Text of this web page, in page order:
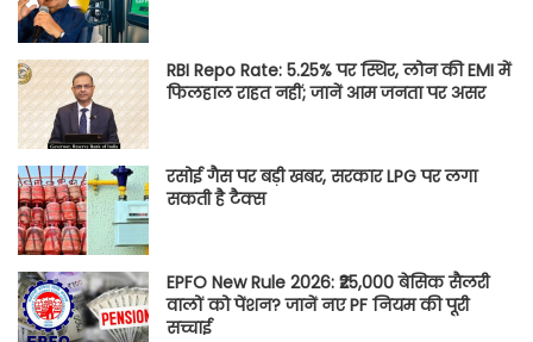
RBI Repo Rate: 5.25% पर स्थिर, लोन की EMI में
फिलहाल राहत नहीं; जानें आम जनता पर असर
रसोई गैस पर बड़ी खबर, सरकार LPG पर लगा
सकती है टैक्स
EPFO New Rule 2026: ₹25,000 बेसिक सैलरी
वालों को पेंशन? जानें नए PF नियम की पूरी
सच्चाई